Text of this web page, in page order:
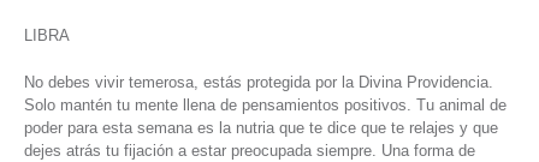
LIBRA
No debes vivir temerosa, estás protegida por la Divina Providencia.
Solo mantén tu mente llena de pensamientos positivos. Tu animal de
poder para esta semana es la nutria que te dice que te relajes y que
dejes atrás tu fijación a estar preocupada siempre. Una forma de